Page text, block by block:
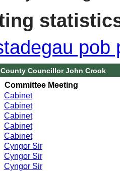
pob
Councillor John Crook
Committee Meeting
Cabinet
Cabinet
Cabinet
Cabinet
Cabinet
Cyngor Sir
Cyngor Sir
Cyngor Sir